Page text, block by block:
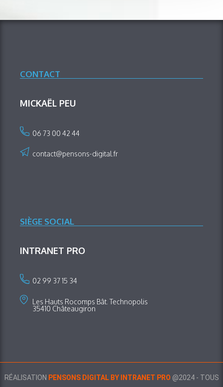
CONTACT
MICKAËL PEU
06 73 00 42 44
contact@pensons-digital.fr
SIÈGE SOCIAL
INTRANET PRO
02 99 37 15 34
Les Hauts Rocomps Bât. Technopolis
35410 Châteaugiron
RÉALISATION PENSONS DIGITAL BY INTRANET PRO @2024 - TOUS